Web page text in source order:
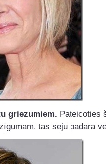
griezumiem. Pateicoties
tas seju padara